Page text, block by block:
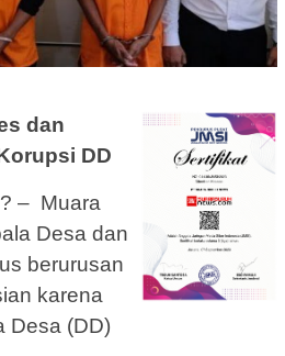
dan
DD
– Muara
Desa dan
berurusan
karena
Desa (DD)